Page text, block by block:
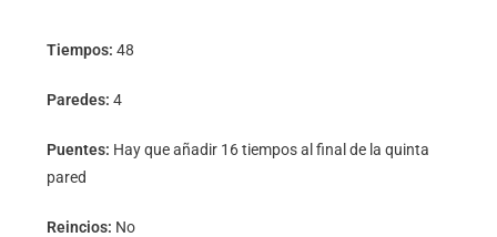
Tiempos: 48
Paredes: 4
Puentes: Hay que añadir 16 tiempos al final de la quinta
pared
Reincios: No